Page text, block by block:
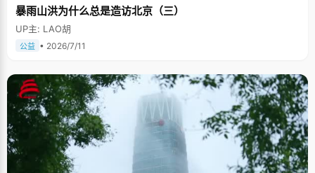
暴雨山洪为什么总是造访北京（三）
UP主: LAO胡
公益 • 2026/7/11